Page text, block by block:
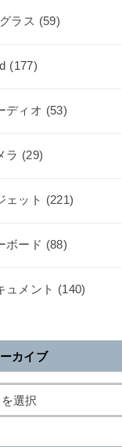
ラス (59)
(177)
ディオ (53)
ラ (29)
ェット (221)
ボード (88)
ュメント (140)
カイブ